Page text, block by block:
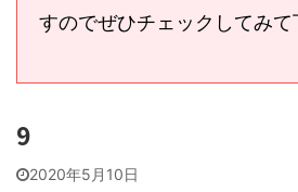
すのでぜひチェックしてみ
9
2020年5月10日